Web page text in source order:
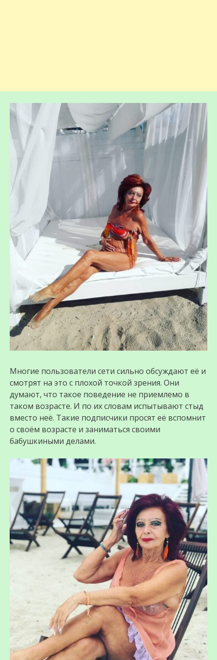
Многие пользователи сети сильно обсуждают её и
смотрят на это с плохой точкой зрения. Они
думают, что такое поведение не приемлемо в
таком возрасте. И по их словам испытывают стыд
вместо неё. Такие подписчики просят её вспомнит
о своём возрасте и заниматься своими
бабушкиными делами.